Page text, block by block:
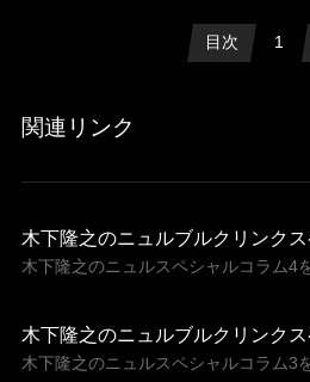
目次 1
関連リンク
木下隆之のニュルブルクリンク
木下隆之のニュルスペシャルコラム4
木下隆之のニュルブルクリンク
木下隆之のニュルスペシャルコラム3